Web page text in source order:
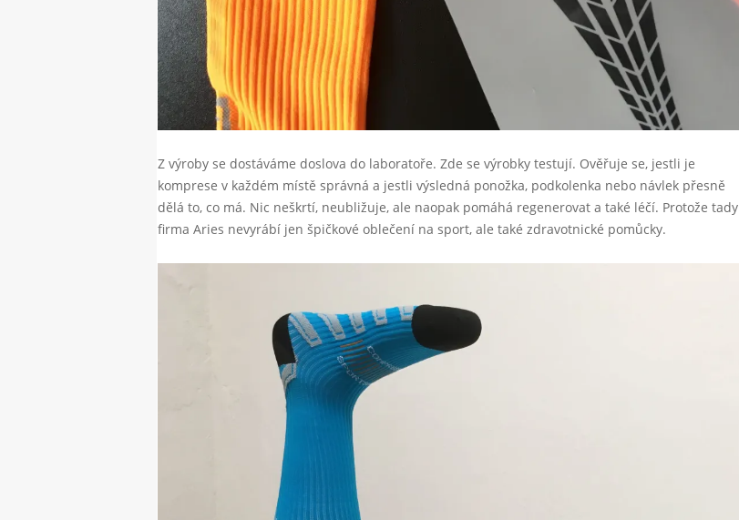
Z výroby se dostáváme doslova do laboratoře. Zde se výrobky testují. Ověřuje se, jestli je
komprese v každém místě správná a jestli výsledná ponožka, podkolenka nebo návlek přesně
dělá to, co má. Nic neškrtí, neubližuje, ale naopak pomáhá regenerovat a také léčí. Protože tady
firma Aries nevyrábí jen špičkové oblečení na sport, ale také zdravotnické pomůcky.